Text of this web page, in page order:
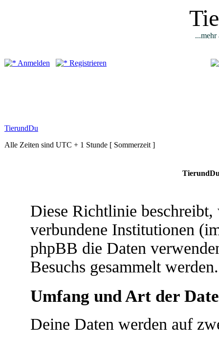
...mehr
Anmelden Registrieren
TierundDu
Alle Zeiten sind UTC + 1 Stunde [ Sommerzeit ]
Diese Richtlinie
verbundene Institutionen
phpBB die Daten
Besuchs gesammelt werden.
Umfang und Art der
Deine Daten werden auf